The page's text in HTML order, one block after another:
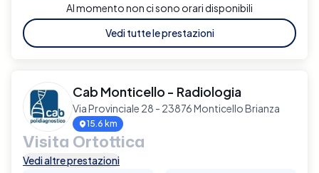
Al momento non ci sono orari disponibili
Vedi tutte le prestazioni
Cab Monticello - Radiologia
Via Provinciale 28 - 23876 Monticello Brianza
15.6 km
Visita Ortottica
Vedi altre prestazioni